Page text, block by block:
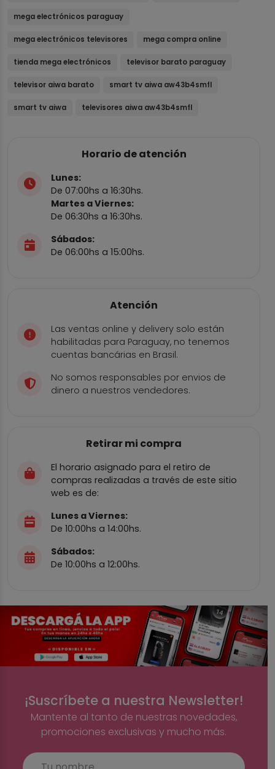
mega electrónicos paraguay
mega electrónicos televisores mega compra online
tienda mega electrónicos televisor barato paraguay
televisor aiwa barato smart tv aiwa aw43b4smfl
smart tv aiwa televisores aiwa aw43b4smfl
Horario de atención
Lunes:
De 07:00hs a 16:30hs.
Martes a Viernes:
De 06:30hs a 16:30hs.
Sábados:
De 06:00hs a 15:00hs.
Atención
Las ventas online y delivery solo están
habilitadas para Paraguay, no tenemos
cuentas bancárias en Brasil.
No somos responsables por envios de
dinero a nuestros vendedores.
Retirar mi compra
El horario asignado para el retiro de
compras realizadas a través de este sitio
web es de:
Lunes a Viernes:
De 10:00hs a 14:00hs.
Sábados:
De 10:00hs a 12:00hs.
¡Suscríbete a nuestra Newsletter!
Mantente al tanto de nuestras novedades,
promociones exclusivas y mucho más.